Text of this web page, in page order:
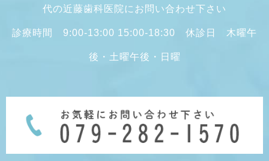
代の近藤歯科医院にお問い合わせ下さい
診療時間 9:00-13:00 15:00-18:30 休診日 木曜午
後・土曜午後・日曜